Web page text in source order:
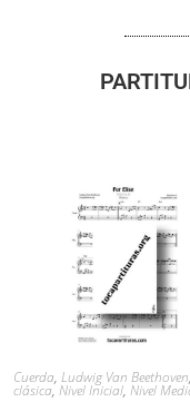
Cuerda, Ludwig Van Beethoven,
clásica,Nivel Inicial, Nivel